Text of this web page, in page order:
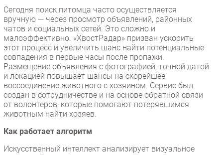
Сегодня поиск питомца часто осуществляется
вручную — через просмотр объявлений, районных
чатов и социальных сетей. Это сложно и
малоэффективно. «ХвостРадар» призван ускорить
этот процесс и увеличить шанс найти потенциальные
совпадения в первые часы после пропажи.
Размещение объявления с фотографией, точной датой
и локацией повышает шансы на скорейшее
воссоединение животного с хозяином. Сервис был
создан в сотрудничестве и на основе обратной связи
от волонтеров, которые помогают потерявшимся
животным найти хозяев.
Как работает алгоритм
Искусственный интеллект анализирует визуальное